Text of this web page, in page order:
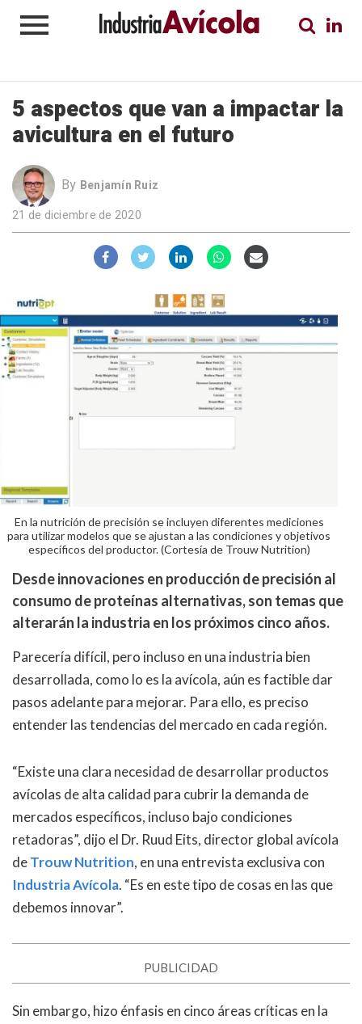
5 aspectos que van a impactar la
avicultura en el futuro
By Benjamín Ruiz
21 de diciembre de 2020
En la nutrición de precisión se incluyen diferentes mediciones
para utilizar modelos que se ajustan a las condiciones y objetivos
específicos del productor. (Cortesía de Trouw Nutrition)
Desde innovaciones en producción de precisión al
consumo de proteínas alternativas, son temas que
alterarán la industria en los próximos cinco años.
Parecería difícil, pero incluso en una industria bien
desarrollada, como lo es la avícola, aún es factible dar
pasos adelante para mejorar. Para ello, es preciso
entender las tendencias del mercado en cada región.
“Existe una clara necesidad de desarrollar productos
avícolas de alta calidad para cubrir la demanda de
mercados específicos, incluso bajo condiciones
retadoras”, dijo el Dr. Ruud Eits, director global avícola
deTrouw Nutrition, en una entrevista exclusiva con
Industria Avícola. “Es en este tipo de cosas en las que
debemos innovar”.
PUBLICIDAD
Sin embargo, hizo énfasis en cinco áreas críticas en la